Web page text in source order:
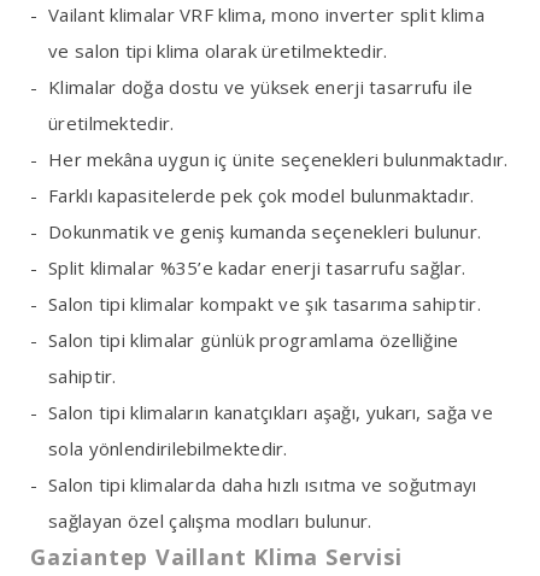
Vailant klimalar VRF klima, mono inverter split klima
ve salon tipi klima olarak üretilmektedir.
Klimalar doğa dostu ve yüksek enerji tasarrufu ile
üretilmektedir.
Her mekâna uygun iç ünite seçenekleri bulunmaktadır.
Farklı kapasitelerde pek çok model bulunmaktadır.
Dokunmatik ve geniş kumanda seçenekleri bulunur.
Split klimalar %35’e kadar enerji tasarrufu sağlar.
Salon tipi klimalar kompakt ve şık tasarıma sahiptir.
Salon tipi klimalar günlük programlama özelliğine
sahiptir.
Salon tipi klimaların kanatçıkları aşağı, yukarı, sağa ve
sola yönlendirilebilmektedir.
Salon tipi klimalarda daha hızlı ısıtma ve soğutmayı
sağlayan özel çalışma modları bulunur.
Gaziantep Vaillant Klima Servisi